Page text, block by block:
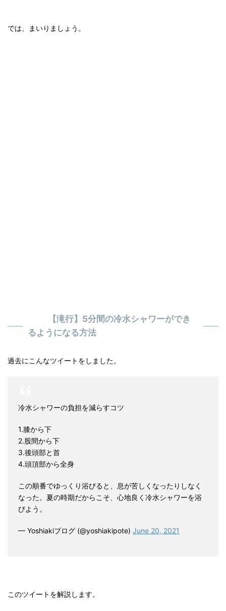
では、まいりましょう。
【滝行】5分間の冷水シャワーができ
るようになる方法
過去にこんなツイートをしました。
冷水シャワーの負担を減らすコツ
1.膝から下
2.股間から下
3.後頭部と首
4.頭頂部から全身
この順番でゆっくり浴びると、息が苦しくなったりしなく
なった。夏の時期だからこそ、心地良く冷水シャワーを浴
びよう。
— Yoshiakiブログ (@yoshiakipote) June 20, 2021
このツイートを解説します。